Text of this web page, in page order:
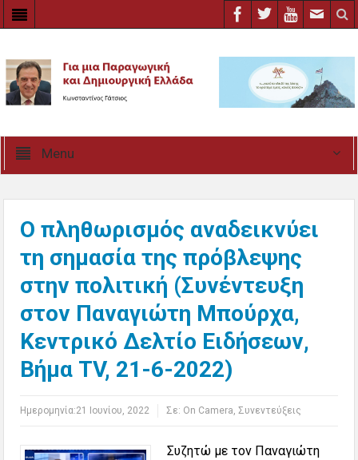
Menu
Ο πληθωρισμός αναδεικνύει
τη σημασία της πρόβλεψης
στην πολιτική (Συνέντευξη
στον Παναγιώτη Μπούρχα,
Κεντρικό Δελτίο Ειδήσεων,
Βήμα TV, 21-6-2022)
Ημερομηνία:21 Ιουνίου, 2022 Σε: Οn Camera,Συνεντεύξεις
Συζητώ με τον Παναγιώτη